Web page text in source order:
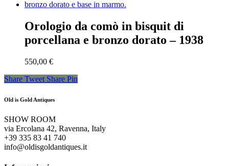
Orologio da comò in bisquit di
porcellana e bronzo dorato – 1938
550,00 €
Share Tweet Share Pin
Old is Gold Antiques
SHOW ROOM
via Ercolana 42, Ravenna, Italy
+39 335 83 41 740
info@oldisgoldantiques.it